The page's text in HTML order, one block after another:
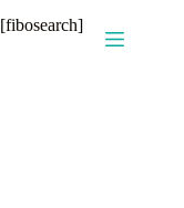
[fibosearch]